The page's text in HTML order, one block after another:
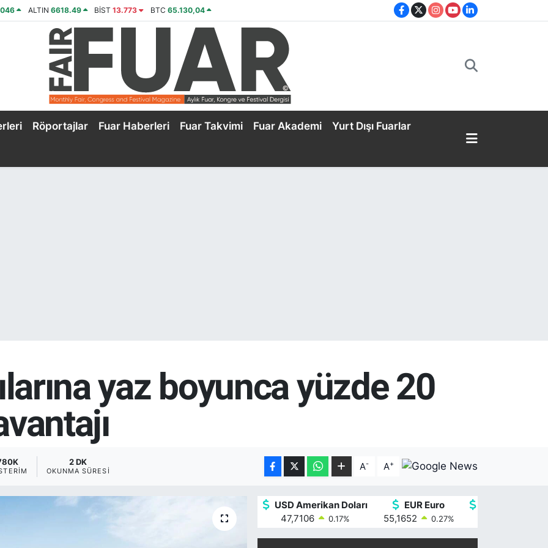
ALTIN 6618.49 BİST13.773 BTC 65.130,04
Röportajlar Fuar Haberleri Fuar Takvimi Fuar Akademi Yurt Dışı Fuarlar
yaz boyunca yüzde 20
2 DK
OKUNMA SÜRESI A- A+
USD Amerikan Doları
47,7106
0.17%
EUR Euro
55,1652
0.27%